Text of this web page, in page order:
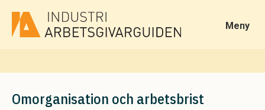
Meny
Omorganisation och arbetsbrist